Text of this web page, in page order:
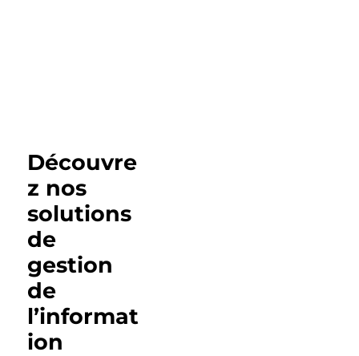
Découvre
z nos
solutions
de
gestion
de
l’informat
ion